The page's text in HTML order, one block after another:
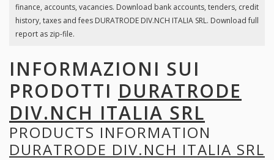
finance, accounts, vacancies. Download bank accounts, tenders, credit
history, taxes and fees DURATRODE DIV.NCH ITALIA SRL. Download full
report as zip-file.
INFORMAZIONI SUI
PRODOTTI DURATRODE
DIV.NCH ITALIA SRL
PRODUCTS INFORMATION
DURATRODE DIV.NCH ITALIA SRL